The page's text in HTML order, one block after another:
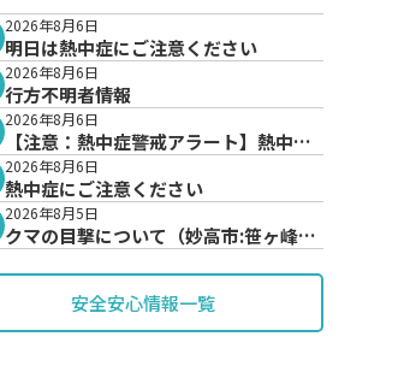
2026年8月6日
明日は熱中症にご注意ください
2026年8月6日
行方不明者情報
2026年8月6日
【注意：熱中症警戒アラート】熱中症
警戒アラートが発表されています。
2026年8月6日
熱中症にご注意ください
2026年8月5日
クマの目撃について（妙高市:笹ヶ峰地
安全安心情報一覧